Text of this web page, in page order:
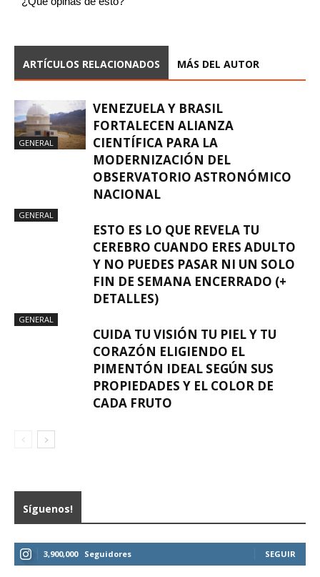
ARTÍCULOS RELACIONADOS MÁS DEL AUTOR
GENERAL
VENEZUELA Y BRASIL
FORTALECEN ALIANZA
CIENTÍFICA PARA LA
MODERNIZACIÓN DEL
OBSERVATORIO ASTRONÓMICO
NACIONAL
GENERAL
ESTO ES LO QUE REVELA TU
CEREBRO CUANDO ERES ADULTO
Y NO PUEDES PASAR NI UN SOLO
FIN DE SEMANA ENCERRADO (+
DETALLES)
GENERAL
CUIDA TU VISIÓN TU PIEL Y TU
CORAZÓN ELIGIENDO EL
PIMENTÓN IDEAL SEGÚN SUS
PROPIEDADES Y EL COLOR DE
CADA FRUTO
Síguenos!
3,900,000 Seguidores SEGUIR